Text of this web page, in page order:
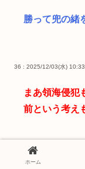
勝って兜の緒
36 : 2025/12/03(水)
まあ領海侵犯
前という考え
37 : 2025/12/03(水)
ホーム